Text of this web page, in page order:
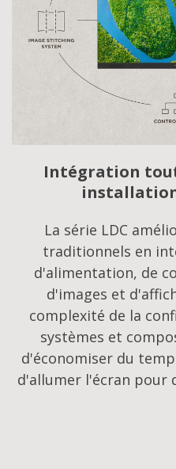
Intégration
La série LDC
traditionnels en
d'alimentation, de
d'images et
complexité de la
systèmes et
d'économiser du
d'allumer l'écran pour